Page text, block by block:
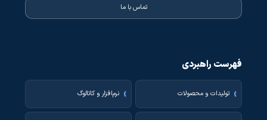
تماس با ما
فهرست راهبردی
تولیدات و محصولات نرم‌افزار و کاتالوگ